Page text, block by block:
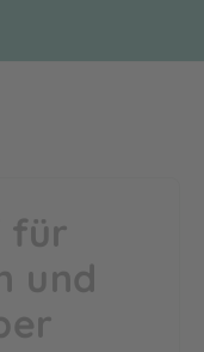
für
und